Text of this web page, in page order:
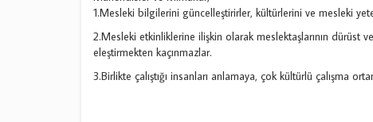
1.Mesleki bilgilerini güncelleştirirler, kültürlerini ve mesleki
2.Mesleki etkinliklerine ilişkin olarak meslektaşlarının dürüst
eleştirmekten kaçınmazlar.
3.Birlikte çalıştığı insanları anlamaya, çok kültürlü çalışma